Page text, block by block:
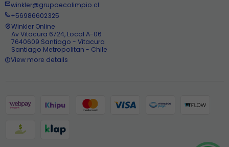
winkler@grupoecolimpio.cl
+56986602325
Winkler Online
Av Vitacura 6724, Local A-06
7640609 Santiago - Vitacura
Santiago Metropolitan - Chile
View more details